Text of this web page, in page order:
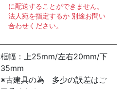
に配送することができません。
法人宛を指定するか 別途お問い
合わせください。
框幅：上25mm/左右20mm/下
35mm
※古建具の為 多少の誤差はご